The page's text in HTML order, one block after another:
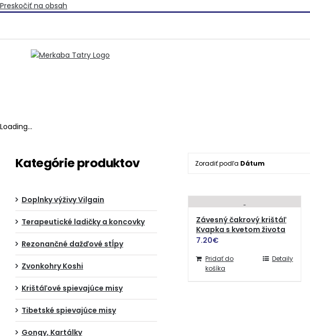
Preskočiť na obsah
Loading...
Zoradiť podľa Dátum
Závesný čakrový krištáľ
Kvapka s kvetom života
7.20€
Pridať do
košíka
Detaily
Kategórie produktov
Doplnky výživy Vilgain
Terapeutické ladičky a koncovky
Rezonančné dažďové stĺpy
Zvonkohry Koshi
Krištáľové spievajúce misy
Tibetské spievajúce misy
Gongy, Kartálky